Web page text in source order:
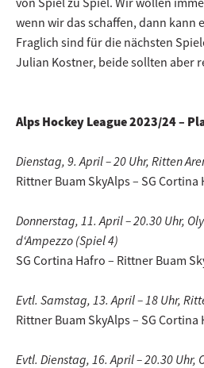
wenn wir das schaffen, dann kann
Fraglich sind für die nächsten
Julian Kostner, beide sollten aber
Alps Hockey League 2023/24 –
Dienstag, 9. April – 20 Uhr, Ritten
Rittner Buam SkyAlps – SG Cortina
Donnerstag, 11. April – 20.30 Uhr,
d‘Ampezzo (Spiel 4)
SG Cortina Hafro – Rittner Buam
Evtl. Samstag, 13. April – 18 Uhr,
Rittner Buam SkyAlps – SG Cortina
Evtl. Dienstag, 16. April – 20.30